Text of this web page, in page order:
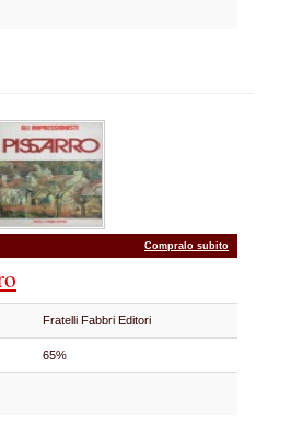
Compralo subito
Fratelli Fabbri Editori
65%